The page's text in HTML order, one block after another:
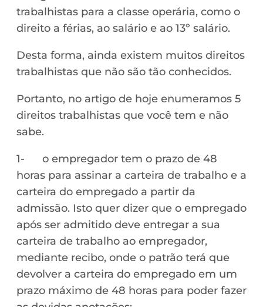
trabalhistas para a classe operária, como o
direito a férias, ao salário e ao 13º salário.
Desta forma, ainda existem muitos direitos
trabalhistas que não são tão conhecidos.
Portanto, no artigo de hoje enumeramos 5
direitos trabalhistas que você tem e não
sabe.
1- o empregador tem o prazo de 48
horas para assinar a carteira de trabalho e a
carteira do empregado a partir da
admissão. Isto quer dizer que o empregado
após ser admitido deve entregar a sua
carteira de trabalho ao empregador,
mediante recibo, onde o patrão terá que
devolver a carteira do empregado em um
prazo máximo de 48 horas para poder fazer